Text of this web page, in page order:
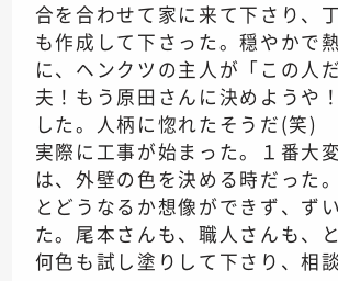
合を合わせて家に来て下さり、
も作成して下さった。穏やかで
に、ヘンクツの主人が「この人
夫！もう原田さんに決めようや
した。人柄に惚れたそうだ(笑)
実際に工事が始まった。１番大
は、外壁の色を決める時だった
とどうなるか想像ができず、ず
た。尾本さんも、職人さんも、
何色も試し塗りして下さり、相